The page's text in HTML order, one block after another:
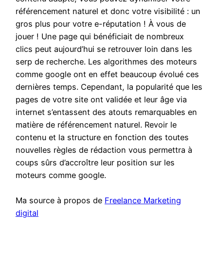
référencement naturel et donc votre visibilité : un
gros plus pour votre e-réputation ! À vous de
jouer ! Une page qui bénéficiait de nombreux
clics peut aujourd’hui se retrouver loin dans les
serp de recherche. Les algorithmes des moteurs
comme google ont en effet beaucoup évolué ces
dernières temps. Cependant, la popularité que les
pages de votre site ont validée et leur âge via
internet s’entassent des atouts remarquables en
matière de référencement naturel. Revoir le
contenu et la structure en fonction des toutes
nouvelles règles de rédaction vous permettra à
coups sûrs d’accroître leur position sur les
moteurs comme google.
Ma source à propos de Freelance Marketing
digital